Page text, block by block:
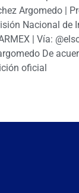
Argomedo |
Nacional de
| Vía:
De
oficial